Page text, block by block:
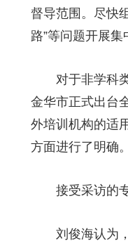
督导范围。尽快
路”等问题开展
对于非学科类
金华市正式出台
外培训机构的适
方面进行了明确
接受采访的专
刘俊海认为，